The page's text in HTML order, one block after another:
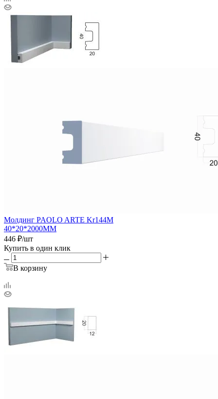
Молдинг PAOLO ARTE Kr144M
40*20*2000ММ
446 ₽/шт
Купить в один клик
В корзину